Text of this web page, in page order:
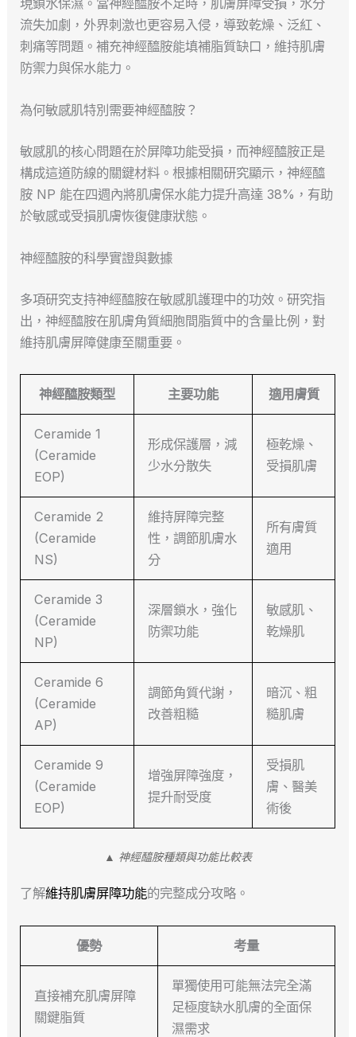
流失加劇，外界刺激也更容易入侵，導致乾燥、泛紅、
刺痛等問題。補充神經醯胺能填補脂質缺口，維持肌膚
防禦力與保水能力。
為何敏感肌特別需要神經醯胺？
敏感肌的核心問題在於屏障功能受損，而神經醯胺正是
構成這道防線的關鍵材料。根據相關研究顯示，神經醯
胺 NP 能在四週內將肌膚保水能力提升高達 38%，有助
於敏感或受損肌膚恢復健康狀態。
神經醯胺的科學實證與數據
多項研究支持神經醯胺在敏感肌護理中的功效。研究指
出，神經醯胺在肌膚角質細胞間脂質中的含量比例，對
維持肌膚屏障健康至關重要。
神經醯胺類型 主要功能 適用膚質
Ceramide 1
(Ceramide
EOP)
形成保護層，減
少水分散失
極乾燥、
受損肌膚
Ceramide 2
(Ceramide
NS)
維持屏障完整
性，調節肌膚水
分
所有膚質
適用
Ceramide 3
(Ceramide
NP)
深層鎖水，強化
防禦功能
敏感肌、
乾燥肌
Ceramide 6
(Ceramide
AP)
調節角質代謝，
改善粗糙
暗沉、粗
糙肌膚
Ceramide 9
(Ceramide
EOP)
增強屏障強度，
提升耐受度
受損肌
膚、醫美
術後
▲ 神經醯胺種類與功能比較表
了解維持肌膚屏障功能的完整成分攻略。
優勢 考量
直接補充肌膚屏障
關鍵脂質
單獨使用可能無法完全滿
足極度缺水肌膚的全面保
濕需求